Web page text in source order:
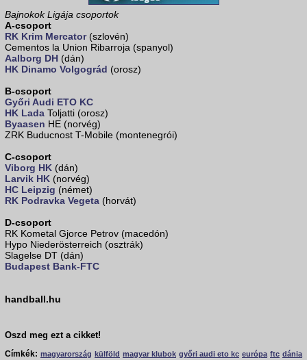
Bajnokok Ligája csoportok
A-csoport
RK Krim Mercator(szlovén)
Cementos la Union Ribarroja (spanyol)
Aalborg DH (dán)
HK Dinamo Volgográd (orosz)
B-csoport
Győri Audi ETO KC
HK Lada Toljatti (orosz)
Byaasen HE (norvég)
ZRK Buducnost T-Mobile (montenegrói)
C-csoport
Viborg HK (dán)
Larvik HK (norvég)
HC Leipzig (német)
RK Podravka Vegeta (horvát)
D-csoport
RK Kometal Gjorce Petrov (macedón)
Hypo Niederösterreich (osztrák)
Slagelse DT (dán)
Budapest Bank-FTC
handball.hu
Oszd meg ezt a cikket!
Címkék: magyarország külföld magyar klubok győri audi eto kc európa ftc dánia